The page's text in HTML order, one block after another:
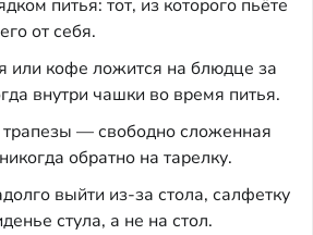
питья: тот, из которого пьёте
от себя.
или кофе ложится на блюдце за
внутри чашки во время питья.
— свободно сложенная
обратно на тарелку.
выйти из-за стола, салфетку
стула, а не на стол.